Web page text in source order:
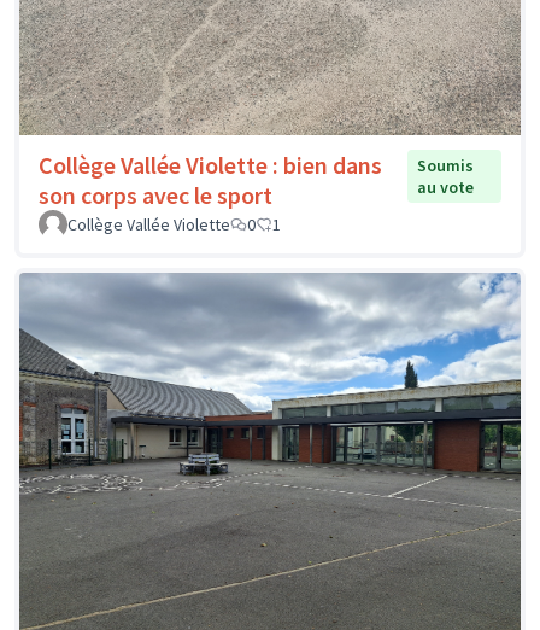
Collège Vallée Violette : bien dans
son corps avec le sport
Soumis
au vote
Collège Vallée Violette
0 1